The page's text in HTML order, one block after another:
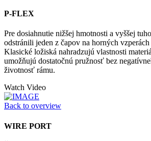
P-FLEX
Pre dosiahnutie nižšej hmotnosti a vyššej
odstránili jeden z čapov na horných vzperách
Klasické ložiská nahradzujú vlastnosti
umožňujú dostatočnú pružnosť bez
životnosť rámu.
Watch Video
Back to overview
WIRE PORT